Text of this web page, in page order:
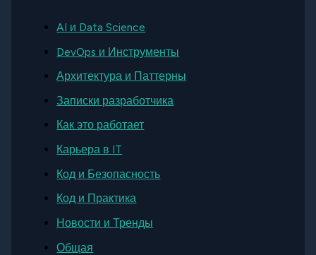
AI и Data Science
DevOps и Инструменты
Архитектура и Паттерны
Записки разработчика
Как это работает
Карьера в IT
Код и Безопасность
Код и Практика
Новости и Тренды
Общая